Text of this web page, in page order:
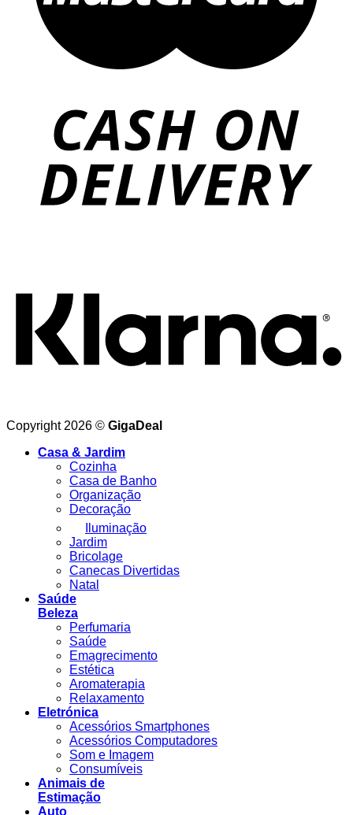
Copyright 2026 © GigaDeal
Casa & Jardim
Cozinha
Casa de Banho
Organização
Decoração
Iluminação
Jardim
Bricolage
Canecas Divertidas
Natal
Saúde
Beleza
Perfumaria
Saúde
Emagrecimento
Estética
Aromaterapia
Relaxamento
Eletrónica
Acessórios Smartphones
Acessórios Computadores
Som e Imagem
Consumíveis
Animais de
Estimação
Auto